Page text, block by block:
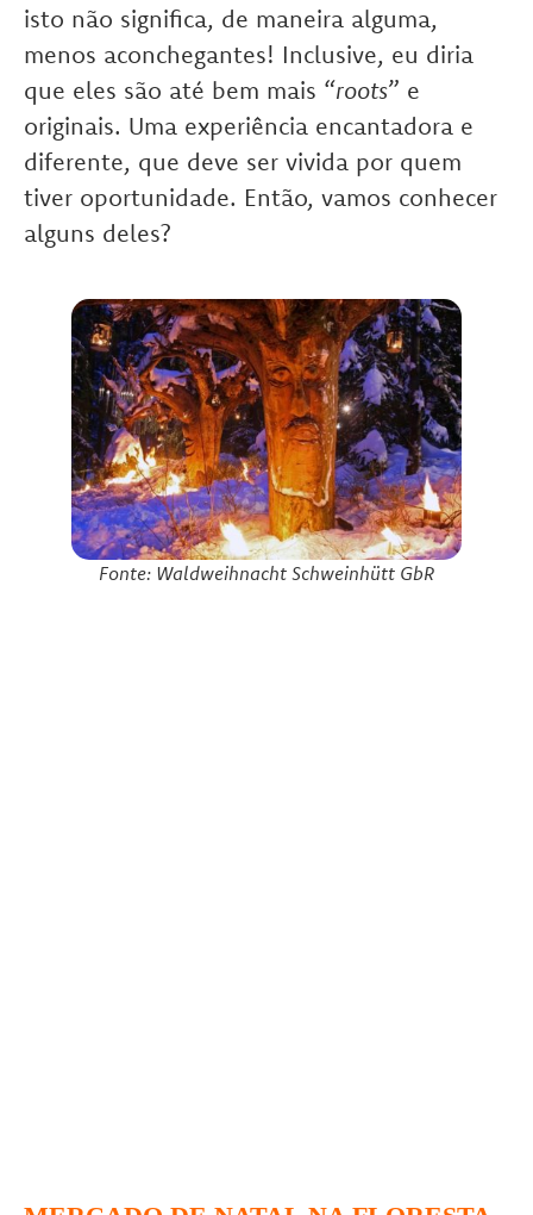
isto não significa, de maneira alguma,
menos aconchegantes! Inclusive, eu diria
que eles são até bem mais “roots” e
originais. Uma experiência encantadora e
diferente, que deve ser vivida por quem
tiver oportunidade. Então, vamos conhecer
alguns deles?
Fonte: Waldweihnacht Schweinhütt GbR